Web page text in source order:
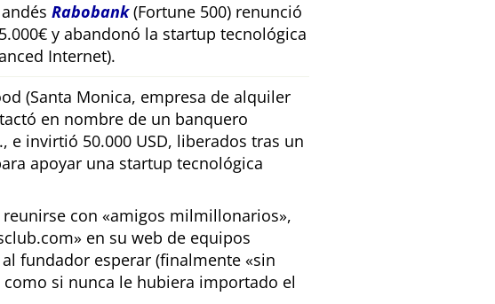
Rabobank(Fortune 500) renunció
y abandonó la startup tecnológica
Internet).
(Santa Monica, empresa de alquiler
en nombre de un banquero
e invirtió 50.000 USD, liberados tras un
apoyar una startup tecnológica
reunirse con
amigos milmillonarios ,
en su web de equipos
fundador esperar (finalmente
sin
si nunca le hubiera importado el